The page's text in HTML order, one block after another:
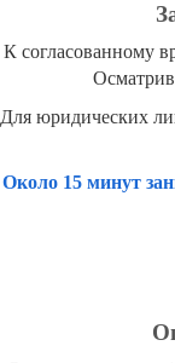
К согласованному
Для юридических
Около 15 минут